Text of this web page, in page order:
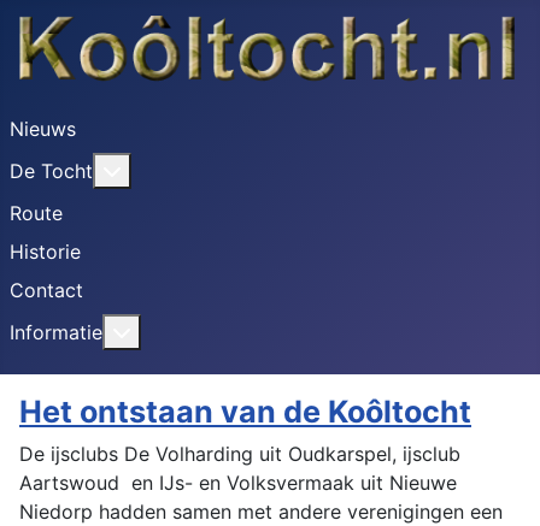
Nieuws
De Tocht
Route
Historie
Contact
Informatie
Het ontstaan van de Koôltocht
De ijsclubs De Volharding uit Oudkarspel, ijsclub
Aartswoud en IJs- en Volksvermaak uit Nieuwe
Niedorp hadden samen met andere verenigingen een